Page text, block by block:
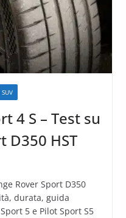
4 S – Test su
D350 HST
Rover Sport D350
durata, guida
5 e Pilot Sport S5